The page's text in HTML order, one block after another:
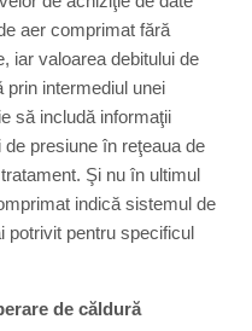
aer comprimat fără
iar valoarea debitului de
prin intermediul unei
să includă informaţii
presiune în reţeaua de
Şi nu în ultimul
indică sistemul de
potrivit pentru specificul
de căldură